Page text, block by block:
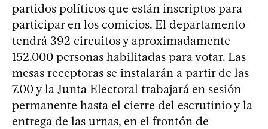
partidos políticos que están inscriptos para
participar en los comicios. El departamento
tendrá 392 circuitos y aproximadamente
152.000 personas habilitadas para votar. Las
mesas receptoras se instalarán a partir de las
7.00 y la Junta Electoral trabajará en sesión
permanente hasta el cierre del escrutinio y la
entrega de las urnas, en el frontón de